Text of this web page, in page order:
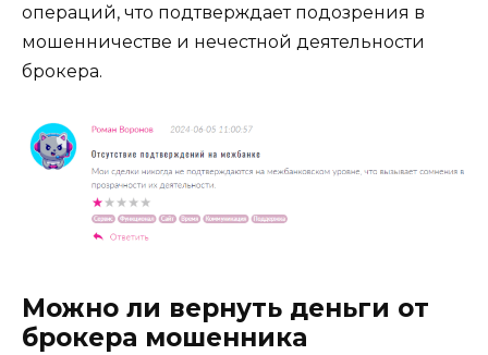
операций, что подтверждает подозрения в
мошенничестве и нечестной деятельности
брокера.
Можно ли вернуть деньги от
брокера мошенника